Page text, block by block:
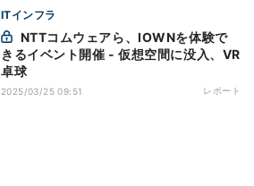
ITインフラ
きるイベント開催 - 仮想空間に没入、VR
卓球
2025/03/25 09:51 レポート